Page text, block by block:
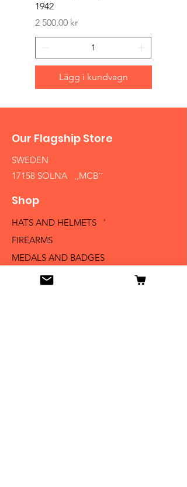
1942
Pris
2 500,00 kr
Lägg i kundvagn
Our Flagship Store
SWEDEN
17158 SOLNA ,,MCB´´
Shop
HATS AND HELMETS '
FIREARMS
MEDALS AND BADGES
BAYONETS